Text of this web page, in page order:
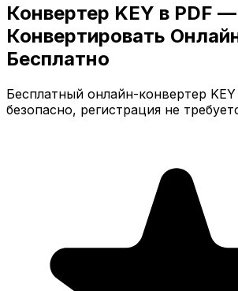
Конвертер KEY в PDF —
Конвертировать
Бесплатно
Бесплатный онлайн-конвертер
безопасно, регистрация не